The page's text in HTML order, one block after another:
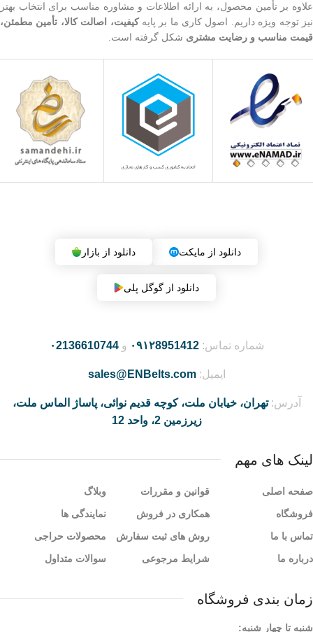
علاوه بر تأمین محصول، به ارائه اطلاعات و مشاوره مناسب برای انتخاب بهتر
نیز توجه ویژه داریم. اصول کاری ما بر پایهکیفیت، اصالت کالا، تأمین مطمئن،
قیمت مناسب و رضایت مشتری شکل گرفته است.
دانلود از مایکت دانلود از بازار
دانلود از گوگل پلی
شماره تماس:۰۹۱۲8951412 و۰2136610744
ایمیل:sales@ENBelts.com
آدرس:تهران، خیابان ملت، کوچه قدیم نوائی، پاساژ الماس ملت،
زیرزمین 2، واحد 12
لینک های مهم
صفحه اصلی
فروشگاه
تماس با ما
درباره ما
قوانین و مقررات
همکاری در فروش
روش های ثبت سفارش
شرایط مرجوعی
وبلاگ
نمایندگی ها
محصولات حراجی
سوالات متداول
زمان بندی فروشگاه
شنبه تا چهار شنبه: